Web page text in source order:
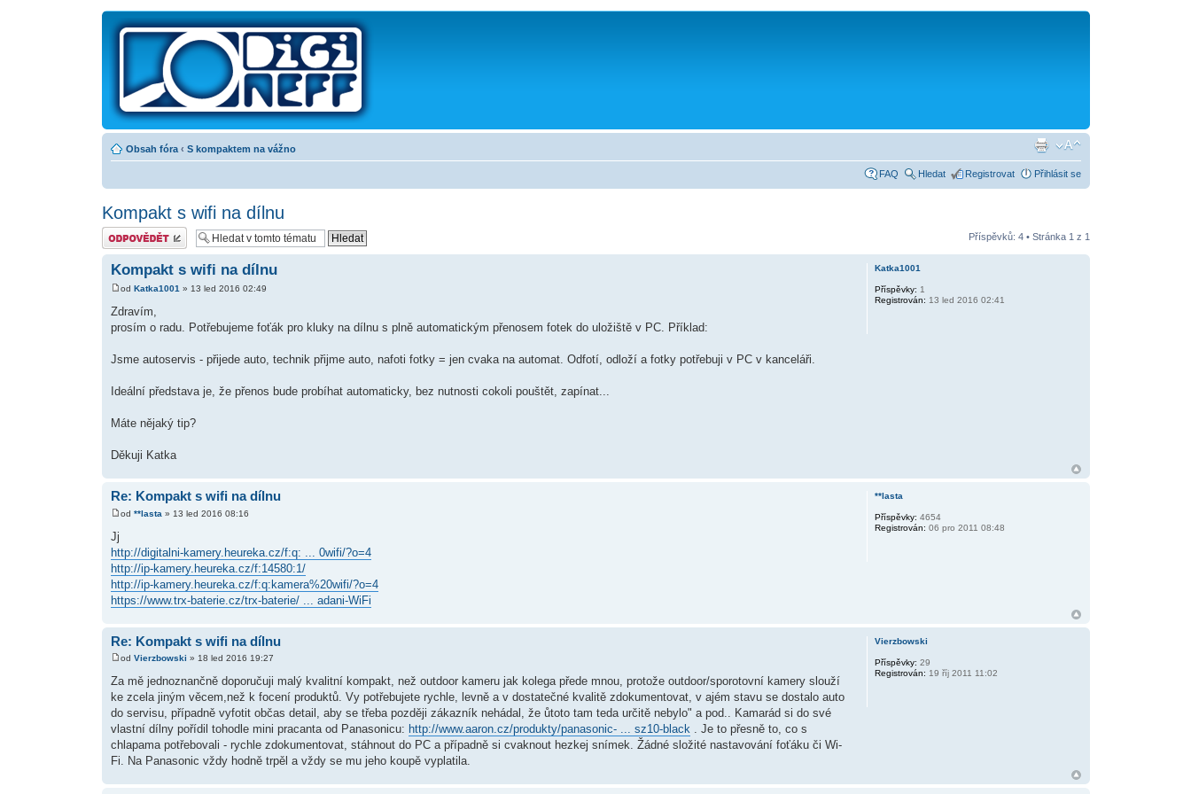
Obsah fóra ‹ S kompaktem na vážno
FAQ Hledat Registrovat Přihlásit se
Kompakt s wifi na dílnu
Odeslat odpověď Příspěvků: 4 • Stránka 1 z 1
Kompakt s wifi na dílnu
od Katka1001 » 13 led 2016 02:49
Zdravím,
prosím o radu. Potřebujeme foťák pro kluky na dílnu s plně automatickým přenosem fotek do uložiště v PC. Příklad:
Jsme autoservis - přijede auto, technik přijme auto, nafoti fotky = jen cvaka na automat. Odfotí, odloží a fotky potřebuji v PC v kanceláři.
Ideální představa je, že přenos bude probíhat automaticky, bez nutnosti cokoli pouštět, zapínat...
Máte nějaký tip?
Děkuji Katka
Katka1001
Příspěvky: 1
Registrován: 13 led 2016 02:41
Re: Kompakt s wifi na dílnu
od **lasta » 13 led 2016 08:16
Jj
http://digitalni-kamery.heureka.cz/f:q: ... 0wifi/?o=4
http://ip-kamery.heureka.cz/f:14580:1/
http://ip-kamery.heureka.cz/f:q:kamera%20wifi/?o=4
https://www.trx-baterie.cz/trx-baterie/ ... adani-WiFi
**lasta
Příspěvky: 4654
Registrován: 06 pro 2011 08:48
Re: Kompakt s wifi na dílnu
od Vierzbowski » 18 led 2016 19:27
Za mě jednoznančně doporučuji malý kvalitní kompakt, než outdoor kameru jak kolega přede mnou, protože outdoor/sporotovní kamery slouží
ke zcela jiným věcem,než k focení produktů. Vy potřebujete rychle, levně a v dostatečné kvalitě zdokumentovat, v ajém stavu se dostalo auto
do servisu, případně vyfotit občas detail, aby se třeba později zákazník nehádal, že ůtoto tam teda určitě nebylo" a pod.. Kamarád si do své
vlastní dílny pořídil tohodle mini pracanta od Panasonicu: http://www.aaron.cz/produkty/panasonic- ... sz10-black. Je to přesně to, co s
chlapama potřebovali - rychle zdokumentovat, stáhnout do PC a případně si cvaknout hezkej snímek. Žádné složité nastavování foťáku či Wi-
Fi. Na Panasonic vždy hodně trpěl a vždy se mu jeho koupě vyplatila.
Vierzbowski
Příspěvky: 29
Registrován: 19 říj 2011 11:02